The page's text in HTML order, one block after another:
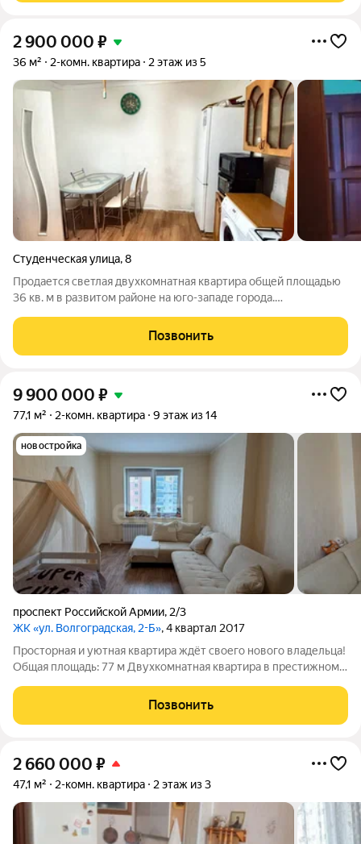
2 900 000 ₽
36 м² 2-комн. квартира 2 этаж из 5
Студенческая улица,8
Продается светлая двухкомнатная квартира общей площадью
36 кв. м в развитом районе на юго-западе города.
просторной кухней 10 кв. м,что создает комфортное
пространство для жизни и приема гостей.
Позвонить
9 900 000 ₽
77,1 м² 2-комн. квартира 9 этаж из 14
новостройка
проспект Российской Армии, 2/3
ЖК «ул. Волгоградская, 2-Б», 4 квартал 2017
Просторная и уютная квартира ждёт своего нового владельца!
Общая площадь: 77 м Двухкомнатная квартира в престижном
жизнью на одном из средних этажей современного
монолитно-кирпичного здания высотой
Позвонить
2 660 000 ₽
47,1 м² 2-комн. квартира 2 этаж из 3